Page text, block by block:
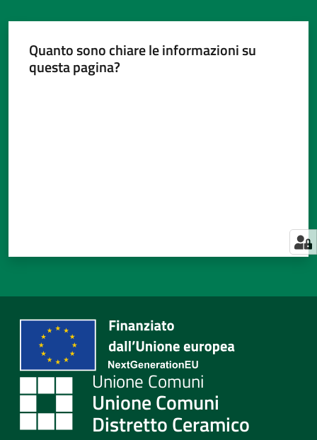
Quanto sono chiare le informazioni su
questa pagina?
Unione Comuni
Distretto Ceramico